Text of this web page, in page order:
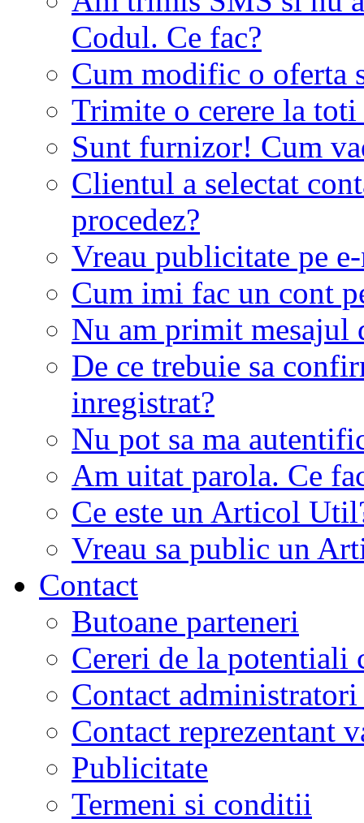
Codul. Ce fac?
Cum modific o oferta
Trimite o cerere la
Sunt furnizor! Cum
Clientul a selectat
procedez?
Vreau publicitate pe
Cum imi fac un cont
Nu am primit mesajul
De ce trebuie sa
inregistrat?
Nu pot sa ma
Am uitat parola. Ce
Ce este un Articol
Vreau sa public un
Contact
Butoane parteneri
Cereri de la potentiali
Contact
Contact reprezentant
Publicitate
Termeni si conditii